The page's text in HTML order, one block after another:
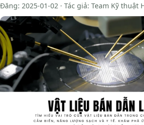
Đăng: 2025-01-02 · Tác giả: Team Kỹ thuật